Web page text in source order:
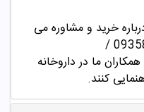
خرید و مشاوره می
توانید با این شماره ها 09358343612 /
ما در داروخانه
کنند.